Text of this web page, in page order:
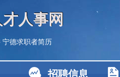
人事网
宁德求职者简历
招聘信息